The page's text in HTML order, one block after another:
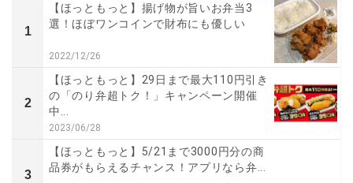
1
【ほっともっと】揚げ物が旨いお弁当3
選！ほぼワンコインで財布にも優しい
2022/12/26
2
【ほっともっと】29日まで最大110円引き
の「のり弁超トク！」キャンペーン開催
中...
2023/06/28
3
【ほっともっと】5/21まで3000円分の商
品券がもらえるチャンス！アプリなら弁...